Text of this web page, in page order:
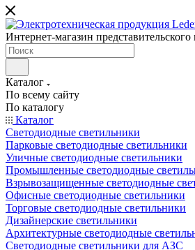
Интернет-магазин представительского
Каталог
По всему сайту
По каталогу
Каталог
Светодиодные светильники
Парковые светодиодные светильники
Уличные светодиодные светильники
Промышленные светодиодные
Взрывозащищенные светодиодные
Офисные светодиодные светильники
Торговые светодиодные светильники
Дизайнерские светильники
Архитектурные светодиодные
Светодиодные светильники для АЗС